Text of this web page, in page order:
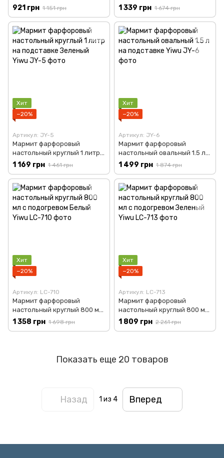
подставке 1 л Белый Yiwu
SA1107-S
921 грн 1 151 грн
л Белый Yiwu LX-10B
1 339 грн 1 674 грн
Хит
−20%
Артикул: JY-5
Мармит фарфоровый
настольный круглый 1 литр
на подставке Зеленый Yiwu
1 169 грн 1 461 грн
Хит
−20%
Артикул: JY-6
Мармит фарфоровый
настольный овальный 1.5 л
на подставке Yiwu JY-6
1 499 грн 1 874 грн
Хит
−20%
Артикул: LC-710
Мармит фарфоровый
настольный круглый 800 мл
с подогревом Белый Yiwu
1 358 грн 1 698 грн
Хит
−20%
Артикул: LC-713
Мармит фарфоровый
настольный круглый 800 мл
с подогревом Зеленый Yiwu
1 809 грн 2 261 грн
Показать еще 20 товаров
Назад 1 из 4 Вперед